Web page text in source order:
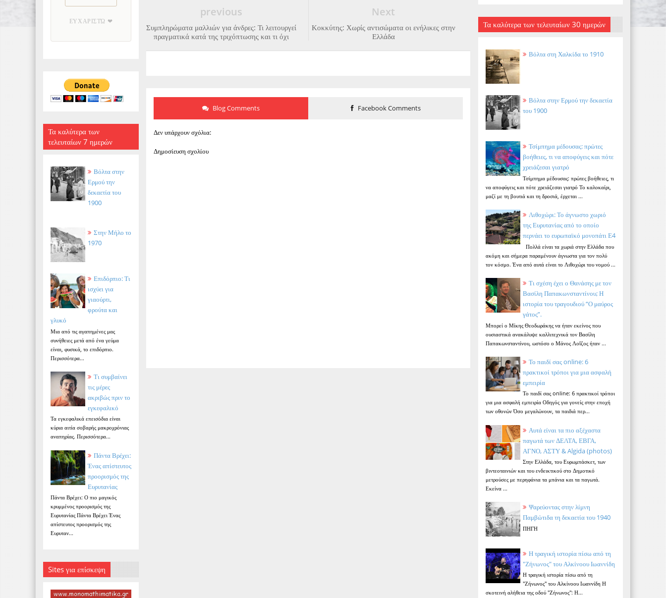
ΕΥΧΑΡΙΣΤΏ ❤
Τα καλύτερα των
τελευταίων 7 ημερών
Βόλτα στην
Ερμού την
δεκαετία του
1900
Στην Μήλο το
1970
Επιδόρπιο: Τι
ισχύει για
γιαούρτι,
φρούτα και
γλυκό
Μια από τις αγαπημένες μας
συνήθειες μετά από ένα γεύμα
είναι, φυσικά, το επιδόρπιο.
Περισσότερα...
Τι συμβαίνει
τις μέρες
ακριβώς πριν το
εγκεφαλικό
Τα εγκεφαλικά επεισόδια είναι
κύρια αιτία σοβαρής μακροχρόνιας
αναπηρίας. Περισσότερα...
Πάντα Βρέχει:
Ένας απίστευτος
προορισμός της
Ευρυτανίας
Πάντα Βρέχει: Ο πιο μαγικός
κρυμμένος προορισμός της
Ευρυτανίας Πάντα Βρέχει Ένας
απίστευτος προορισμός της
Ευρυταν...
Sites για επίσκεψη
Next
Κοκκύτης: Χωρίς αντισώματα οι ενήλικες στην
Ελλάδα
previous
Συμπληρώματα μαλλιών για άνδρες: Τι λειτουργεί
πραγματικά κατά της τριχόπτωσης και τι όχι
Blog Comments Facebook Comments
Δεν υπάρχουν σχόλια:
Δημοσίευση σχολίου
Τα καλύτερα των τελευταίων 30 ημερών
Βόλτα στη Χαλκίδα το 1910
Βόλτα στην Ερμού την δεκαετία
του 1900
Τσίμπημα μέδουσας: πρώτες
βοήθειες, τι να αποφύγεις και πότε
χρειάζεσαι γιατρό
Τσίμπημα μέδουσας: πρώτες βοήθειες, τι
να αποφύγεις και πότε χρειάζεσαι γιατρό Το καλοκαίρι,
μαζί με τη βουτιά και τη δροσιά, έρχεται ...
Λιθοχώρι: Το άγνωστο χωριό
της Ευρυτανίας από το οποίο
περνάει το ευρωπαϊκό μονοπάτι Ε4
Πολλά είναι τα χωριά στην Ελλάδα που
ακόμη και σήμερα παραμένουν άγνωστα για τον πολύ
τον κόσμο. Ένα από αυτά είναι το Λιθοχώρι του νομού ...
Τι σχέση έχει ο Θανάσης με τον
Βασίλη Παπακωνσταντίνου; Η
ιστορία του τραγουδιού “Ο μαύρος
γάτος”.
Μπορεί ο Μίκης Θεοδωράκης να ήταν εκείνος που
ουσιαστικά ανακάλυψε καλλιτεχνικά τον Βασίλη
Παπακωνσταντίνου, ωστόσο ο Μάνος Λοΐζος ήταν ...
Το παιδί σας online: 6
πρακτικοί τρόποι για μια ασφαλή
εμπειρία
Το παιδί σας online: 6 πρακτικοί τρόποι
για μια ασφαλή εμπειρία Οδηγός για γονείς στην εποχή
των οθονών Όσο μεγαλώνουν, τα παιδιά περ...
Αυτά είναι τα πιο αξέχαστα
παγωτά των ΔΕΛΤΑ, ΕΒΓΑ,
ΑΓΝΟ, ΑΣΤΥ & Algida (photos)
Στην Ελλάδα, του Ευρωμπάσκετ, των
βιντεοταινιών και του ενδεικτικού στο Δημοτικό
μετρούσες με περηφάνια τα μπάνια και τα παγωτά.
Εκείνα ...
Ψαρεύοντας στην λίμνη
Παμβώτιδα τη δεκαετία του 1940
ΠΗΓΗ
Η τραγική ιστορία πίσω από τη
"Ζήνωνος" του Αλκίνοου Ιωαννίδη
Η τραγική ιστορία πίσω από τη
"Ζήνωνος" του Αλκίνοου Ιωαννίδη Η
σκοτεινή αλήθεια της οδού "Ζήνωνος": Η...